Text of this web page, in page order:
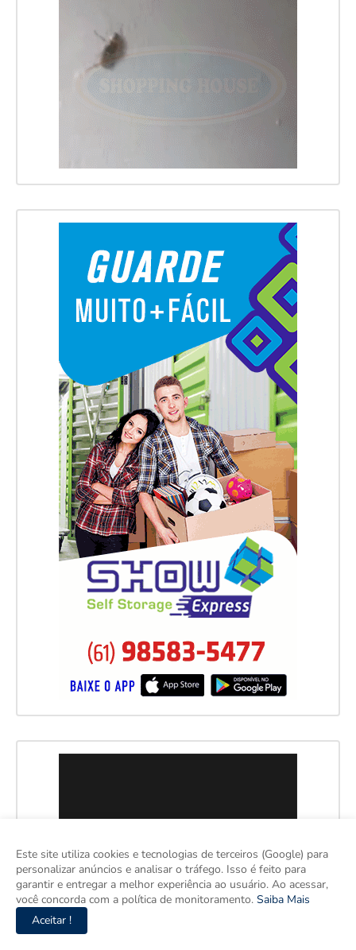
Este site utiliza cookies e tecnologias de terceiros (Google) para
personalizar anúncios e analisar o tráfego. Isso é feito para
garantir e entregar a melhor experiência ao usuário. Ao acessar,
você concorda com a política de monitoramento. Saiba Mais
Aceitar !